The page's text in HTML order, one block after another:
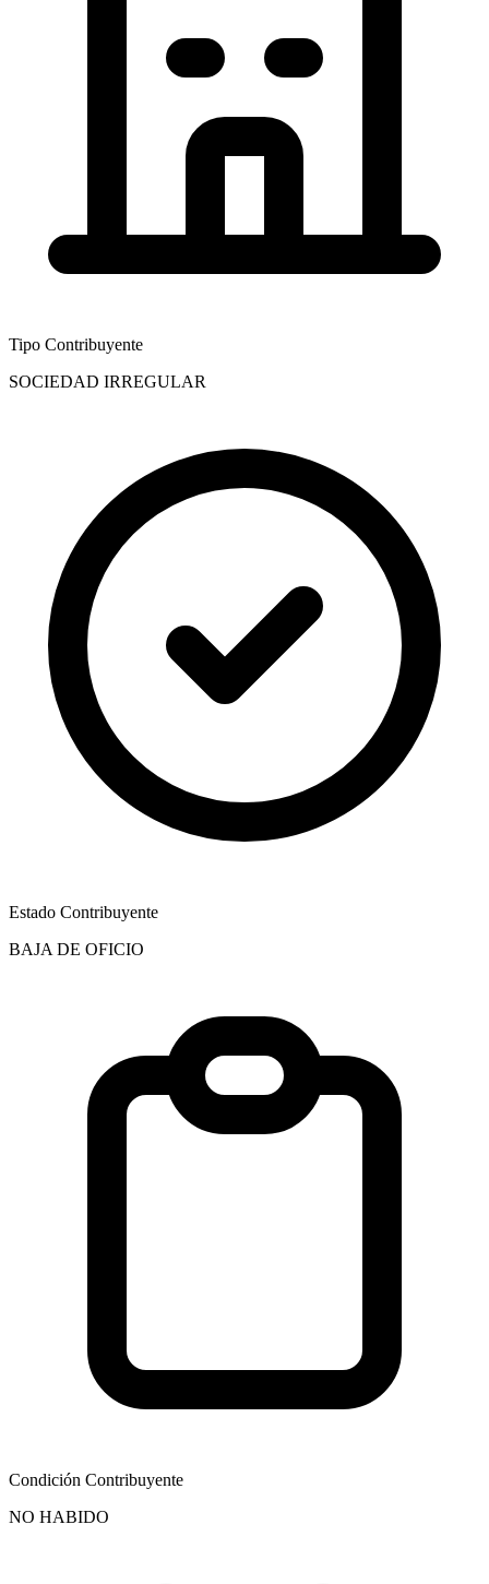
Tipo Contribuyente
SOCIEDAD IRREGULAR
Estado Contribuyente
BAJA DE OFICIO
Condición Contribuyente
NO HABIDO